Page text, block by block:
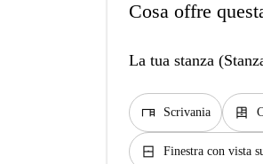
Cosa offre
La tua stanza
desk Scrivania dresser
window_closed Finestra con vista